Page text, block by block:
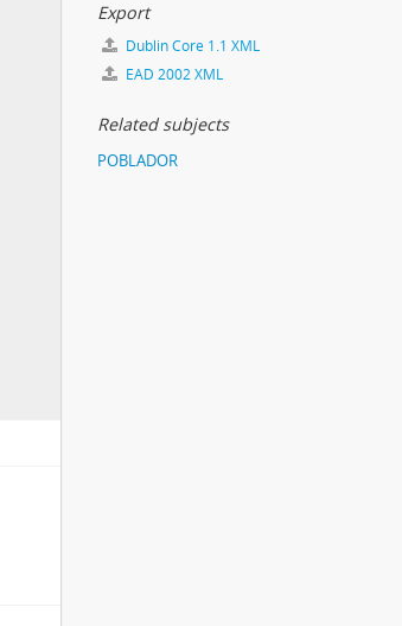
Export
Dublin Core 1.1 XML
EAD 2002 XML
Related subjects
POBLADOR